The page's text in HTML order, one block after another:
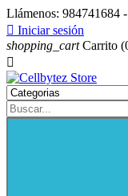
Llámenos: 984741684
 Iniciar sesión
shopping_cart Carrito
